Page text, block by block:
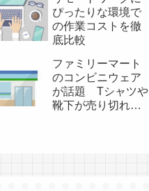
較
ぴったりな環境で
の作業コストを徹
底比較
ファミリーマート
のコンビニウェア
が話題 Tシャツや
靴下が売り切れ続